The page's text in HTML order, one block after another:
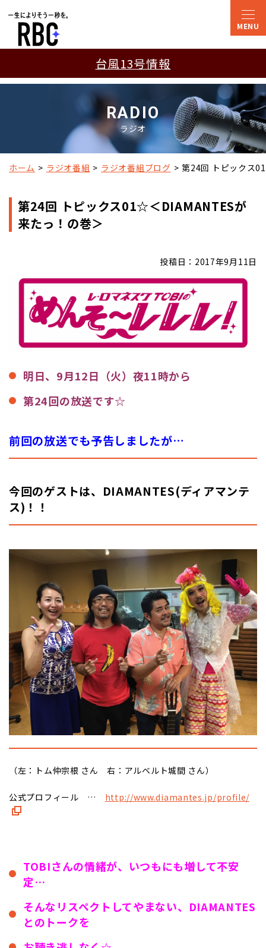
台風13号情報
RADIO
ラジオ
ホーム ラジオ番組 ラジオ番組ブログ 第24回 トピックス
第24回 トピックス01☆＜DIAMANTESが
来たっ！の巻＞
投稿日：2017年9月11日
明日、9月12日（火）夜11時から
第24回の放送です☆
前回の放送でも予告しましたが…
今回のゲストは、DIAMANTES(ディアマンテ
ス)！！
（左：トム仲宗根 さん 右：アルベルト城間 さん）
公式プロフィール … http://www.diamantes.jp/profile/
TOBIさんの情緒が、いつもにも増して不安
定…
そんなリスペクトしてやまない、DIAMANTES
とのトークを